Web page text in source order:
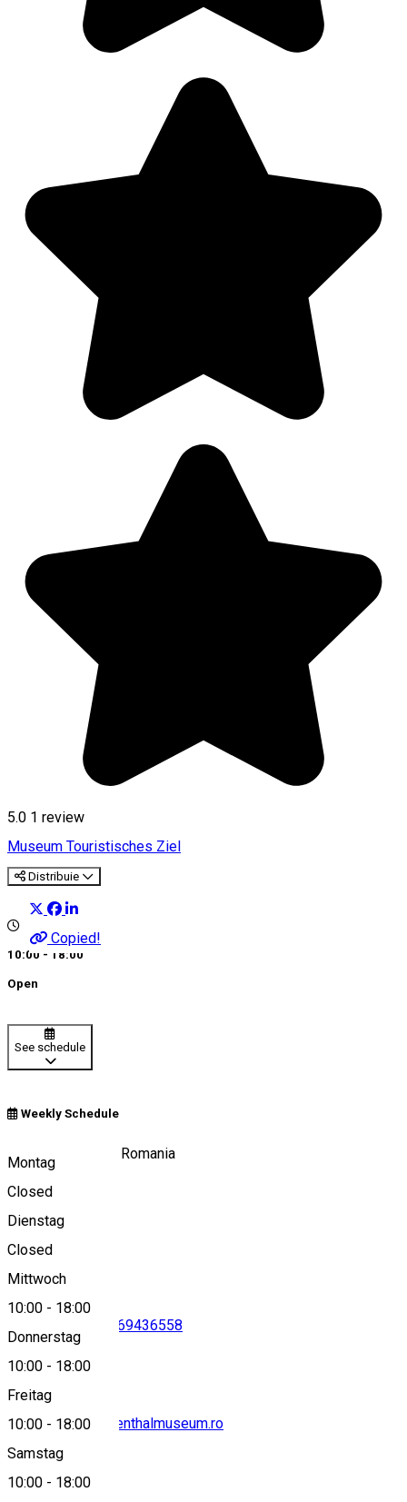
5.0 1 review
Museum Touristisches Ziel
Distribuie
Copied!
10:00 - 18:00
Open
See schedule
Weekly Schedule
Montag
Closed
Dienstag
Closed
Mittwoch
10:00 - 18:00
Donnerstag
10:00 - 18:00
Freitag
10:00 - 18:00
Samstag
10:00 - 18:00
Piața Mare, Sibiu, Romania
View on map
0269436558
secretariat@brukenthalmuseum.ro